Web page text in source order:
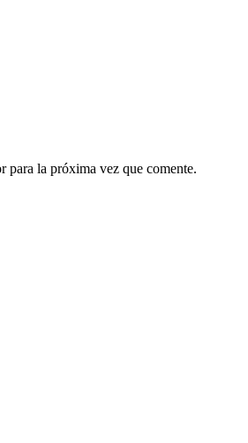
para la próxima vez que comente.